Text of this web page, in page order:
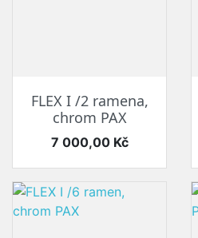
FLEX I /2 ramena,
chrom PAX
Cena
7 000,00 Kč